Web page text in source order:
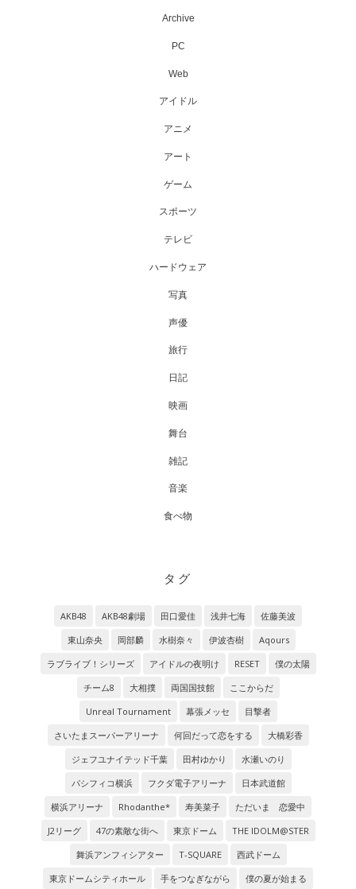
Archive
PC
Web
アイドル
アニメ
アート
ゲーム
スポーツ
テレビ
ハードウェア
写真
声優
旅行
日記
映画
舞台
雑記
音楽
食べ物
タグ
AKB48 AKB48劇場 田口愛佳 浅井七海
佐藤美波
東山奈央
岡部麟 水樹奈々 伊波杏樹
Aqours
ラブライブ！シリーズ
アイドルの夜明け RESET
僕の太陽
チーム8
大相撲 両国国技館
ここからだ
Unreal Tournament
幕張メッセ
目撃者
さいたまスーパーアリーナ
何回だって恋をする
大橋彩香
ジェフユナイテッド千葉
田村ゆかり
水瀬いのり
パシフィコ横浜
フクダ電子アリーナ
日本武道館
横浜アリーナ
Rhodanthe* 寿美菜子
ただいま 恋愛中
J2リーグ
47の素敵な街へ 東京ドーム
THE IDOLM@STER
舞浜アンフィシアター
T-SQUARE
西武ドーム
東京ドームシティホール
手をつなぎながら 僕の夏が始まる